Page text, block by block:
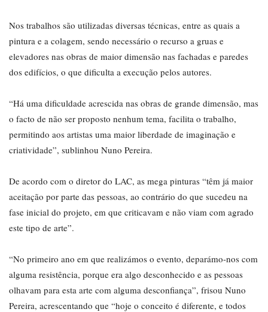
Nos trabalhos são utilizadas diversas técnicas, entre as quais a
pintura e a colagem, sendo necessário o recurso a gruas e
elevadores nas obras de maior dimensão nas fachadas e paredes
dos edifícios, o que dificulta a execução pelos autores.
“Há uma dificuldade acrescida nas obras de grande dimensão, mas
o facto de não ser proposto nenhum tema, facilita o trabalho,
permitindo aos artistas uma maior liberdade de imaginação e
criatividade”, sublinhou Nuno Pereira.
De acordo com o diretor do LAC, as mega pinturas “têm já maior
aceitação por parte das pessoas, ao contrário do que sucedeu na
fase inicial do projeto, em que criticavam e não viam com agrado
este tipo de arte”.
“No primeiro ano em que realizámos o evento, deparámo-nos com
alguma resistência, porque era algo desconhecido e as pessoas
olhavam para esta arte com alguma desconfiança”, frisou Nuno
Pereira, acrescentando que “hoje o conceito é diferente, e todos